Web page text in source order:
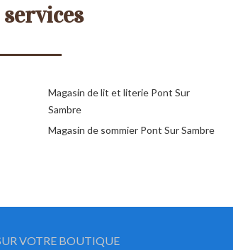
Magasin de lit et literie Pont Sur
Sambre
Magasin de sommier Pont Sur Sambre
VOTRE BOUTIQUE